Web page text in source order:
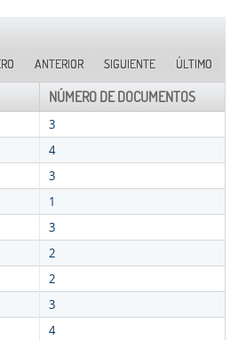
ANTERIOR SIGUIENTE ÚLTIMO
NÚMERO DE DOCUMENTOS
3
4
3
1
3
2
2
3
4